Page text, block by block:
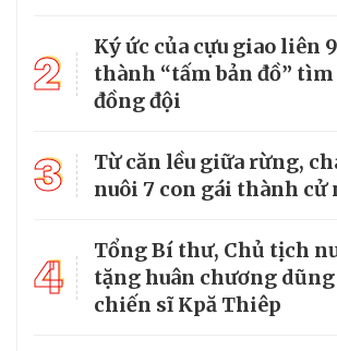
2
Ký ức của cựu giao liên
thành “tấm bản đồ”
đồng đội
3
Từ căn lều giữa rừng,
nuôi 7 con gái thành cử
4
Tổng Bí thư, Chủ tịch
tặng huân chương
chiến sĩ Kpă Thiêp